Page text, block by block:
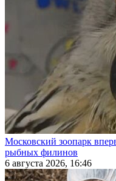
Московский зоопарк
рыбных филинов
6 августа 2026, 16:46